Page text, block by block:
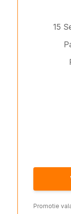
15
Promotie